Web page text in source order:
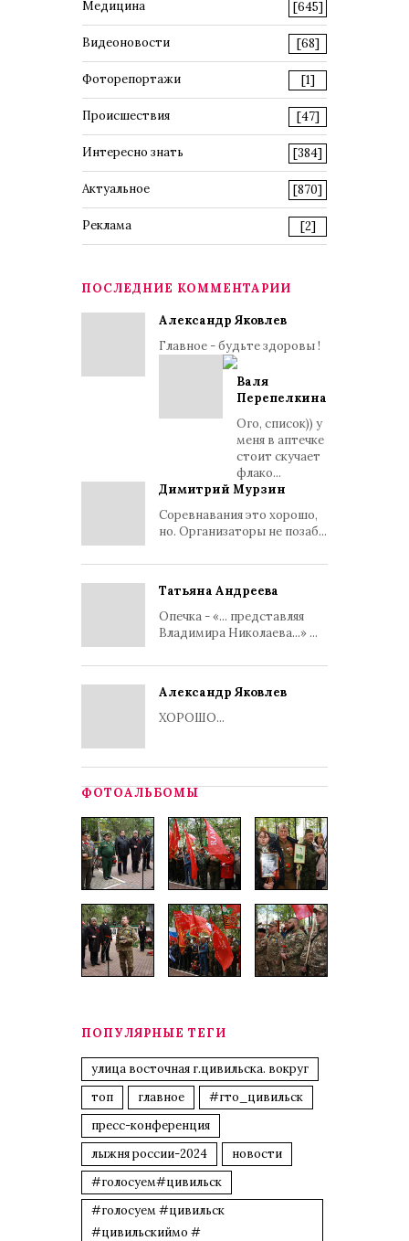
Медицина [645]
Видеоновости [68]
Фоторепортажи [1]
Происшествия [47]
Интересно знать [384]
Актуальное [870]
Реклама [2]
ПОСЛЕДНИЕ КОММЕНТАРИИ
Александр Яковлев
Главное - будьте здоровы !
Валя
Перепелкина
Ого, список)) у
меня в аптечке
стоит скучает
флако...
Димитрий Мурзин
Соревнавания это хорошо,
но. Организаторы не позаб...
Татьяна Андреева
Опечка - «... представляя
Владимира Николаева...» ...
Александр Яковлев
ХОРОШО...
ФОТОАЛЬБОМЫ
ПОПУЛЯРНЫЕ ТЕГИ
улица восточная г.цивильска. вокруг
топ
главное
#гто_цивильск
пресс-конференция
лыжня россии-2024
новости
#голосуем#цивильск
#голосуем #цивильск
#цивильскиймо #